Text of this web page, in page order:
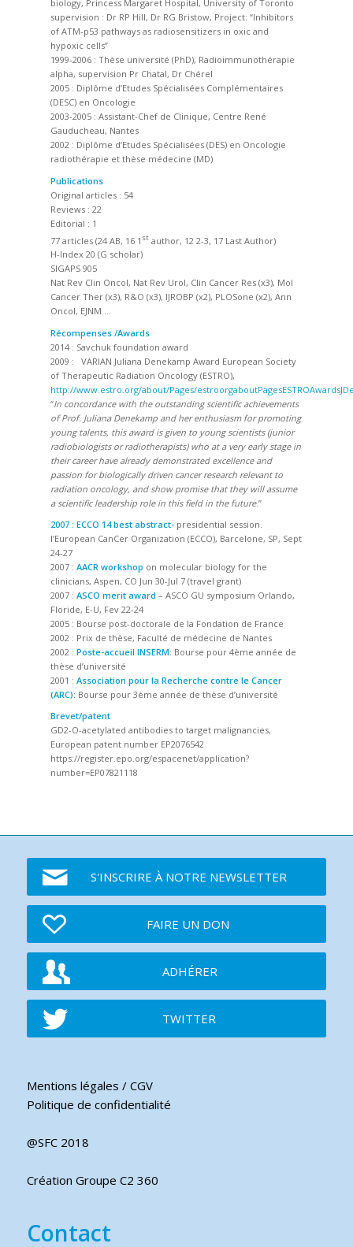
biology, Princess Margaret Hospital, University of Toronto
supervision : Dr RP Hill, Dr RG Bristow, Project: “Inhibitors
of ATM-p53 pathways as radiosensitizers in oxic and
hypoxic cells”
1999-2006 : Thèse université (PhD), Radioimmunothérapie
alpha, supervision Pr Chatal, Dr Chérel
2005 : Diplôme d’Etudes Spécialisées Complémentaires
(DESC) en Oncologie
2003-2005 : Assistant-Chef de Clinique, Centre René
Gauducheau, Nantes
2002 : Diplôme d’Etudes Spécialisées (DES) en Oncologie
radiothérapie et thèse médecine (MD)
Publications
Original articles : 54
Reviews : 22
Editorial : 1
77 articles (24 AB, 16 1 stauthor, 12 2-3, 17 Last Author)
H-Index 20 (G scholar)
SIGAPS 905
Nat Rev Clin Oncol, Nat Rev Urol, Clin Cancer Res (x3), Mol
Cancer Ther (x3), R&O (x3), IJROBP (x2), PLOSone (x2), Ann
Oncol, EJNM …
Récompenses /Awards
2014 : Savchuk foundation award
2009 : VARIAN Juliana Denekamp Award European Society
of Therapeutic Radiation Oncology (ESTRO),
http://www.estro.org/about/Pages/
“In concordance with the outstanding scientific achievements
of Prof. Juliana Denekamp and her enthusiasm for promoting
young talents, this award is given to young scientists (junior
radiobiologists or radiotherapists) who at a very early stage in
their career have already demonstrated excellence and
passion for biologically driven cancer research relevant to
radiation oncology, and show promise that they will assume
a scientific leadership role in this field in the future.”
2007 : ECCO 14 best abstract-presidential session.
l’European CanCer Organization (ECCO), Barcelone, SP, Sept
24-27
2007 : AACR workshop on molecular biology for the
clinicians, Aspen, CO Jun 30-Jul 7 (travel grant)
2007 : ASCO merit award – ASCO GU symposium Orlando,
Floride, E-U, Fev 22-24
2005 : Bourse post-doctorale de la Fondation de France
2002 : Prix de thèse, Faculté de médecine de Nantes
2002 : Poste-accueil INSERM: Bourse pour 4ème année de
thèse d’université
2001 : Association pour la Recherche contre le Cancer
(ARC): Bourse pour 3ème année de thèse d’université
Brevet/patent
GD2-O-acetylated antibodies to target malignancies,
European patent number EP2076542
https://register.epo.org/espacenet/application?
number=EP07821118
S'INSCRIRE À NOTRE NEWSLETTER
FAIRE UN DON
ADHÉRER
TWITTER
Mentions légales / CGV
Politique de confidentialité
@SFC 2018
Création Groupe C2 360
Contact